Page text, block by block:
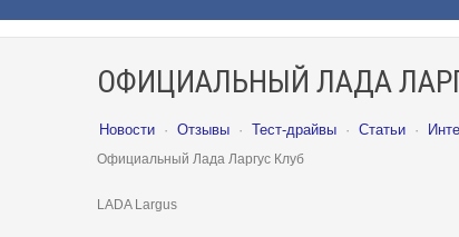
ОФИЦИАЛЬНЫЙ ЛАДА
Новости · Отзывы · Тест-драйвы · Статьи ·
Официальный Лада Ларгус Клуб
LADA Largus